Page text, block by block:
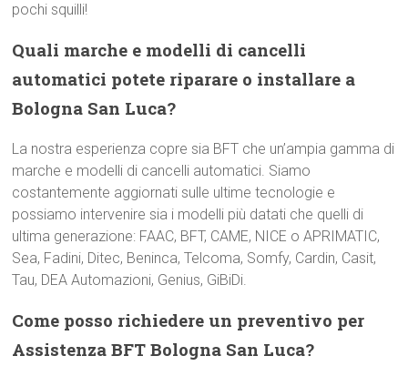
pochi squilli!
Quali marche e modelli di cancelli
automatici potete riparare o installare a
Bologna San Luca?
La nostra esperienza copre sia BFT che un’ampia gamma di
marche e modelli di cancelli automatici. Siamo
costantemente aggiornati sulle ultime tecnologie e
possiamo intervenire sia i modelli più datati che quelli di
ultima generazione: FAAC, BFT, CAME, NICE o APRIMATIC,
Sea, Fadini, Ditec, Beninca, Telcoma, Somfy, Cardin, Casit,
Tau, DEA Automazioni, Genius, GiBiDi.
Come posso richiedere un preventivo per
Assistenza BFT Bologna San Luca?